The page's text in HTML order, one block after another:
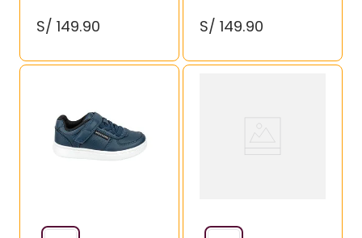
S/ 149.90 S/ 149.90